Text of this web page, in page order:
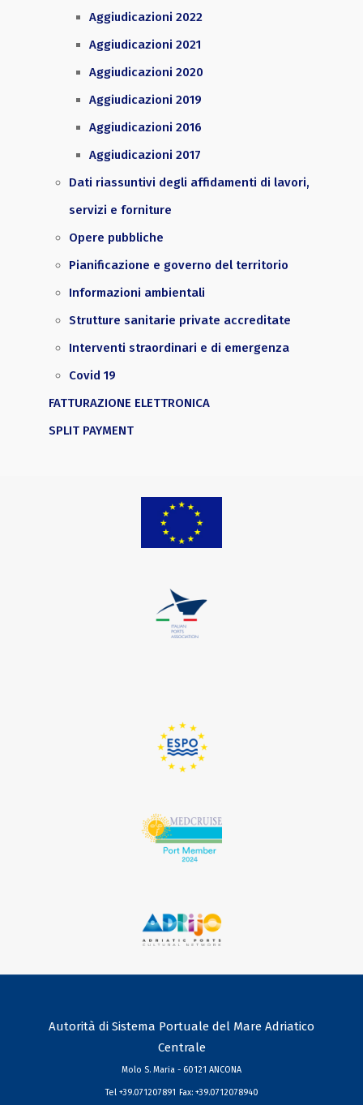
Aggiudicazioni 2022
Aggiudicazioni 2021
Aggiudicazioni 2020
Aggiudicazioni 2019
Aggiudicazioni 2016
Aggiudicazioni 2017
Dati riassuntivi degli affidamenti di lavori,
servizi e forniture
Opere pubbliche
Pianificazione e governo del territorio
Informazioni ambientali
Strutture sanitarie private accreditate
Interventi straordinari e di emergenza
Covid 19
FATTURAZIONE ELETTRONICA
SPLIT PAYMENT
Autorità di Sistema Portuale del Mare Adriatico
Centrale
Molo S. Maria - 60121 ANCONA
Tel +39.071207891 Fax: +39.0712078940